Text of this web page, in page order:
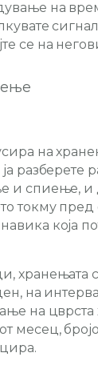
на
се на
на
разберете
и спиење, и
токму
која
хранењата
на
на
месец,